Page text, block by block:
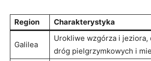
Region Charakterystyka
Galilea
Urokliwe wzgórza i jeziora,
dróg pielgrzymkowych i